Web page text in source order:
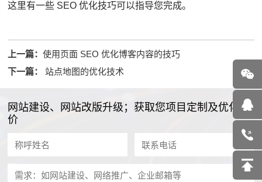
这里有一些 SEO 优化技巧可以指导您完成。
上一篇：使用页面 SEO 优化博客内容的技巧
下一篇：
站点地图的优化技术
网站建设、网站改版升级；获取您项目定制及优化报
价